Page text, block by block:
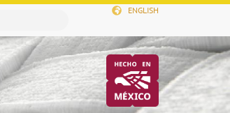
ENGLISH